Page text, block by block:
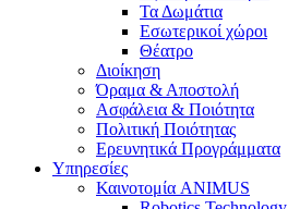
Τα Δωμάτια
Εσωτερικοί χώροι
Θέατρο
Διοίκηση
Όραμα & Αποστολή
Ασφάλεια & Ποιότητα
Πολιτική Ποιότητας
Ερευνητικά Προγράμματα
Υπηρεσίες
Καινοτομία ANIMUS